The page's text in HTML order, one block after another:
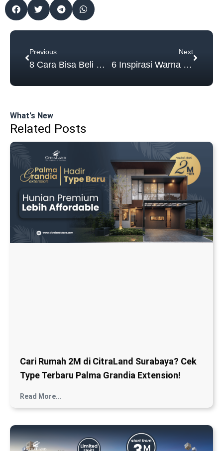
Previous
8 Cara Bisa Beli Rumah dengan Gaji Pas-Pasan!
Next
6 Inspirasi Warna Cat Ruang Tamu yang Menawan!
What's New
Related Posts
Cari Rumah 2M di CitraLand Surabaya? Cek
Type Terbaru Palma Grandia Extension!
Read More...